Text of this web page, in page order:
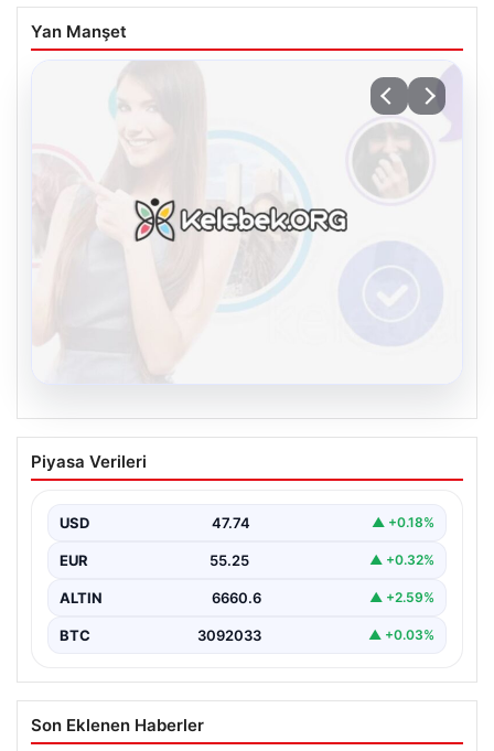
Yan Manşet
Kelebek chat adresi İle Sanal İletişimin
Seviyeli Adresi Ve Sohbet Deneyimi
kurması kritik bir değer barındırmaktadır. Güncel
olarak…
Piyasa Verileri
USD 47.74 ▲ +0.18%
EUR 55.25 ▲ +0.32%
ALTIN 6660.6 ▲ +2.59%
BTC 3092033 ▲ +0.03%
Son Eklenen Haberler